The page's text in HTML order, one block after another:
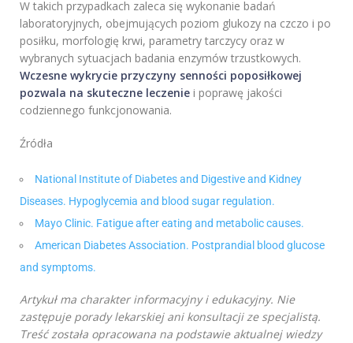
W takich przypadkach zaleca się wykonanie badań
laboratoryjnych, obejmujących poziom glukozy na czczo i po
posiłku, morfologię krwi, parametry tarczycy oraz w
wybranych sytuacjach badania enzymów trzustkowych.
Wczesne wykrycie przyczyny senności poposiłkowej
pozwala na skuteczne leczenie i poprawę jakości
codziennego funkcjonowania.
Źródła
National Institute of Diabetes and Digestive and Kidney
Diseases. Hypoglycemia and blood sugar regulation.
Mayo Clinic. Fatigue after eating and metabolic causes.
American Diabetes Association. Postprandial blood glucose
and symptoms.
Artykuł ma charakter informacyjny i edukacyjny. Nie
zastępuje porady lekarskiej ani konsultacji ze specjalistą.
Treść została opracowana na podstawie aktualnej wiedzy